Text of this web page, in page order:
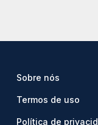
Sobre nós
Termos de uso
Política de